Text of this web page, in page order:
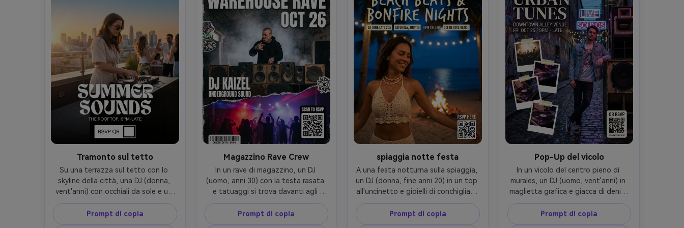
highlights scintillanti, Leica SL2,
50mm, composizione centrata con
riflessi simmetrici della discoteca,
umore divertente nostalgico,
highlights realistici e texture della
pelle, alta risoluzione, poster
artwork pronto per la stampa, senza
filigrana- -ar 4:5
elegante cornice a metà scatto,
umore premium, ombre naturali,
dettagli fotorealistici, alta
risoluzione, contrasto sicuro per la
stampa, nessuna filigrana- -ar 4:5
luminoso e retroilluminazioni
colorate, Canon 5D Mark IV, 35 mm,
cornice leggermente ampia, umore
giovanile ottimista, struttura
realistica della pelle, messa a fuoco
nitida, alta risoluzione, design
poster pronto per la stampa,
nessuna filigrana- -ar 4:5
tensione cinematografica, grana
realistica, messa a fuoco del
soggetto nitida, alta risoluzione,
layout pronto per la stampa,
nessuna filigrana- -ar 4:5
Tramonto sul tetto
Su una terrazza sul tetto con lo
skyline della città, una DJ (donna,
vent'anni) con occhiali da sole e un
outfit in due pezzi di lino si
mescolano a un controller
compatto, layout poster verticale
Prompt di copia
Magazzino Rave Crew
In un rave di magazzino, un DJ
(uomo, anni 30) con la testa rasata
e tatuaggi si trova davanti agli
altoparlanti impilati, design verticale
di poster di festa con audace
tipografia sans-serif, copertine
Prompt di copia
spiaggia notte festa
A una festa notturna sulla spiaggia,
un DJ (donna, fine anni 20) in un top
all'uncinetto e gioielli di conchiglia si
esibisce sotto stringa di luci, layout
poster verticale con titolo tipografia
scritto a mano, piccoli blocchi di
Prompt di copia
Pop-Up del vicolo
In un vicolo del centro pieno di
murales, un DJ (uomo, vent'anni) in
maglietta grafica e giacca di denim
si appoggia a un altoparlante,
composizione di poster verticale con
lettere serife moderne per il titolo e
Prompt di copia